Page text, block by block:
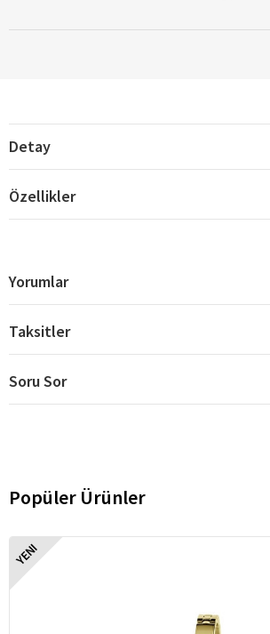
Detay
Özellikler
Yorumlar
Taksitler
Soru Sor
Popüler Ürünler
YENI